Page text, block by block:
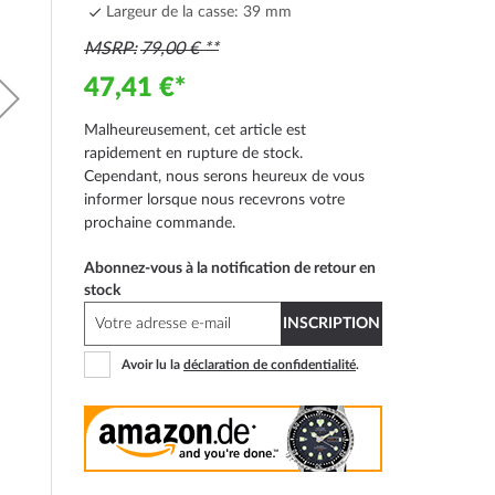
Largeur de la casse: 39 mm
MSRP 79,00 €
47,41 €
Malheureusement, cet article est
rapidement en rupture de stock.
Cependant, nous serons heureux de vous
informer lorsque nous recevrons votre
prochaine commande.
Abonnez-vous à la notification de retour en
stock
INSCRIPTION
Avoir lu la déclaration de confidentialité.